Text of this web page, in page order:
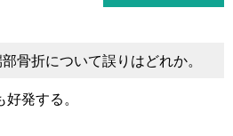
骨折について誤りはどれか。
発する。